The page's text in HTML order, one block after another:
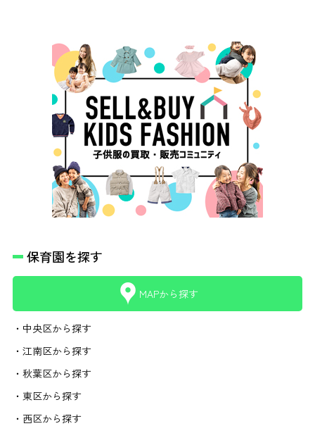
保育園を探す
MAPから探す
・中央区から探す
・江南区から探す
・秋葉区から探す
・東区から探す
・西区から探す